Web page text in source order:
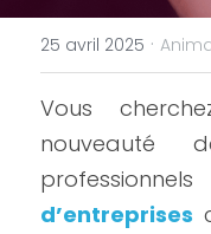
25 avril 2025 ·
Vous
nouveauté
d’entreprises